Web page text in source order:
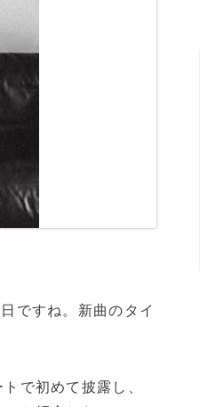
ですね。新曲のタイ
で初めて披露し、